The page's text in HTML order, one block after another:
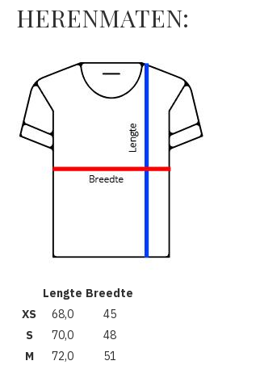
HERENMATEN:
Lengte Breedte
XS
68,0
45
S
70,0
48
M
72,0
51